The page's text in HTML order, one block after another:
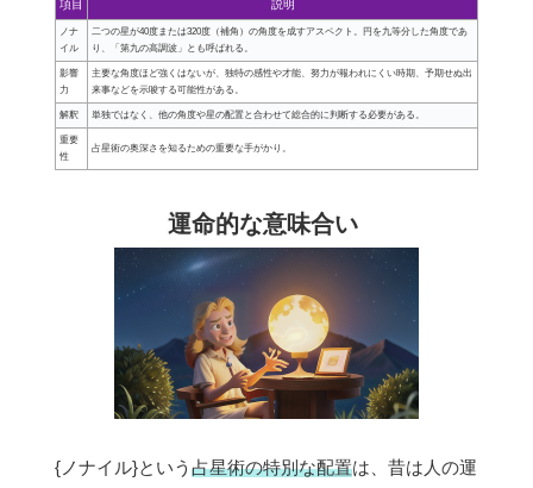
項目 説明
ノナ
イル
二つの星が40度または320度（補角）の角度を成すアスペクト。円を九等分した角度であ
り、「第九の高調波」とも呼ばれる。
影響
力
主要な角度ほど強くはないが、独特の感性や才能、努力が報われにくい時期、予期せぬ出
来事などを示唆する可能性がある。
解釈 単独ではなく、他の角度や星の配置と合わせて総合的に判断する必要がある。
重要
性
占星術の奥深さを知るための重要な手がかり。
運命的な意味合い
{ノナイル}という 占星術の特別な配置は、昔は人の運